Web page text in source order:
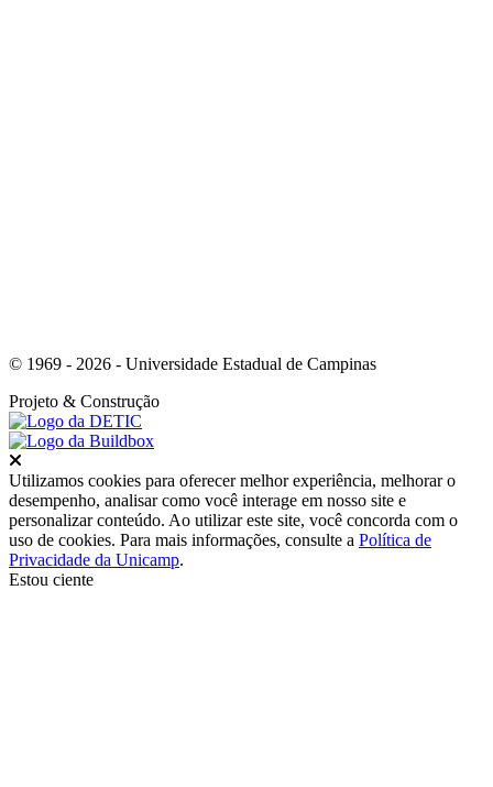
© 1969 - 2026 - Universidade Estadual de Campinas
Projeto & Construção
Utilizamos cookies para oferecer melhor experiência, melhorar o
desempenho, analisar como você interage em nosso site e
personalizar conteúdo. Ao utilizar este site, você concorda com o
uso de cookies. Para mais informações, consulte a Política de
Privacidade da Unicamp.
Estou ciente